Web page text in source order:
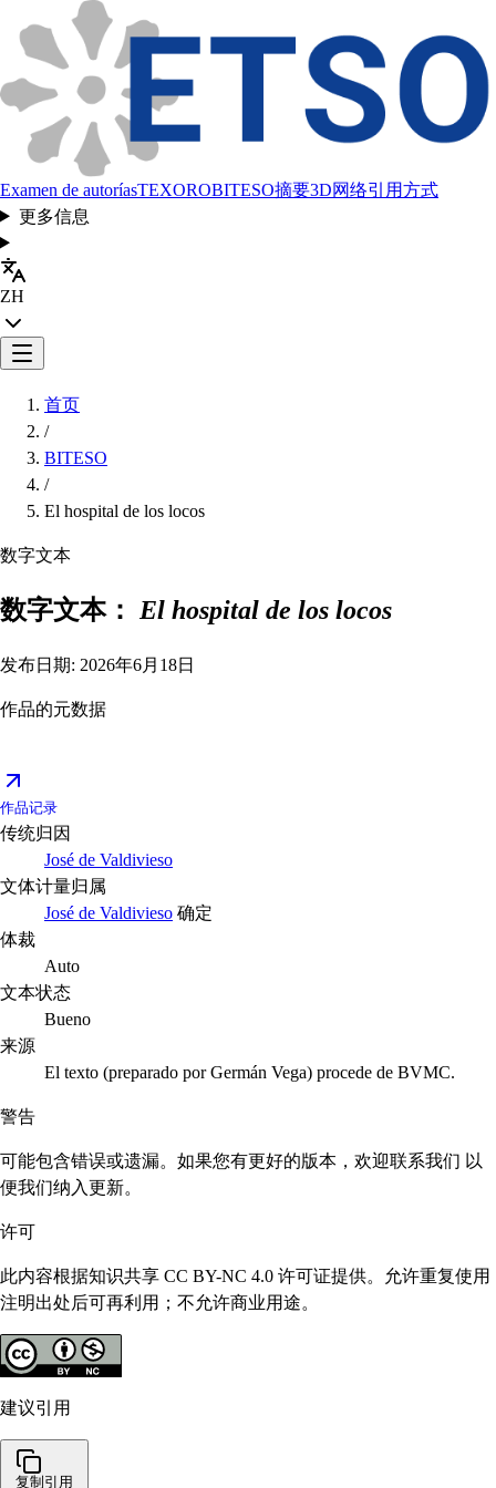
Examen de autoríasTEXOROBITESO摘要3D网络引用方式
更多信息
ZH
首页
/
BITESO
/
El hospital de los locos
数字文本
数字文本： El hospital de los locos
发布日期: 2026年6月18日
作品的元数据
作品记录
传统归因
José de Valdivieso
文体计量归属
José de Valdivieso 确定
体裁
Auto
文本状态
Bueno
来源
El texto (preparado por Germán Vega) procede de BVMC.
警告
可能包含错误或遗漏。如果您有更好的版本，欢迎联系我们 以
便我们纳入更新。
许可
此内容根据知识共享 CC BY-NC 4.0 许可证提供。允许重复使用
注明出处后可再利用；不允许商业用途。
建议引用
复制引用